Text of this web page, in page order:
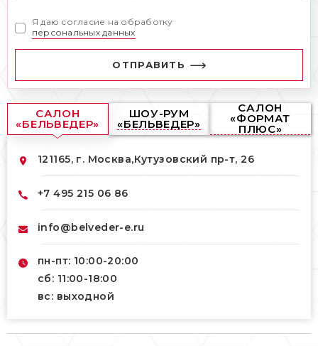
Я даю согласие на обработку
персональных данных
ОТПРАВИТЬ
САЛОН
«БЕЛЬВЕДЕР»
ШОУ-РУМ
«БЕЛЬВЕДЕР»
САЛОН
«ФОРМАТ
ПЛЮС»
121165, г. Москва,Кутузовский пр-т, 26
+7 495 215 06 86
info@belveder-e.ru
пн-пт: 10:00-20:00
сб: 11:00-18:00
вс: выходной